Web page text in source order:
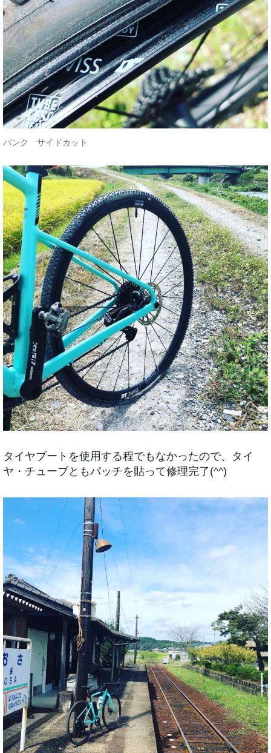
パンク サイドカット
タイヤブートを使用する程でもなかったので、タイ
ヤ・チューブともパッチを貼って修理完了(^^)